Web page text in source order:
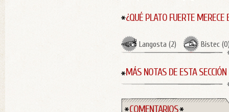
¿QUÉ PLATO FUERTE MERECE
Langosta (2) Bistec (0
MÁS NOTAS DE ESTA SECCIÓN
COMENTARIOS